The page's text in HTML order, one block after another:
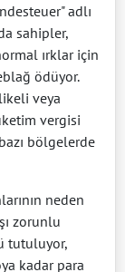
adlı
sahipler,
ırklar için
ödüyor.
veya
vergisi
bölgelerde
neden
zorunlu
tutuluyor,
kadar para